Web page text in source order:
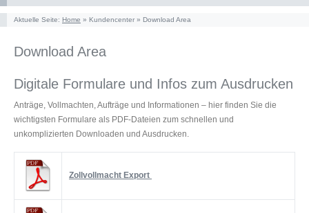
Aktuelle Seite: Home » Kundencenter » Download Area
Download Area
Digitale Formulare und Infos zum Ausdrucken
Anträge, Vollmachten, Aufträge und Informationen – hier finden Sie die
wichtigsten Formulare als PDF-Dateien zum schnellen und
unkomplizierten Downloaden und Ausdrucken.
Zollvollmacht Export